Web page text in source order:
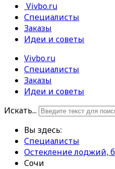
Vivbo.ru
Специалисты
Заказы
Идеи и советы
Vivbo.ru
Специалисты
Заказы
Идеи и советы
Искать...
Вы здесь:
Специалисты
Остекление лоджий,
Сочи